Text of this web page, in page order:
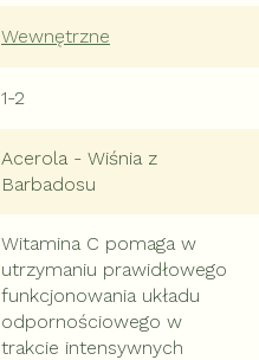
Wewnętrzne
1-2
Acerola - Wiśnia z
Barbadosu
Witamina C pomaga w
utrzymaniu prawidłowego
funkcjonowania układu
odpornościowego w
trakcie intensywnych